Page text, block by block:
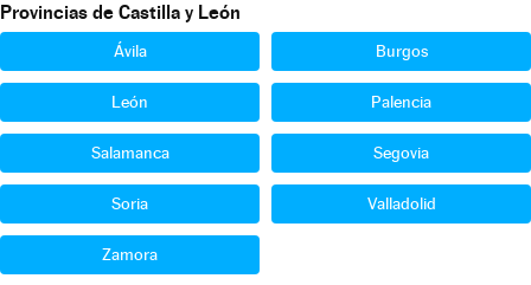
Provincias de Castilla y León
Ávila Burgos
León Palencia
Salamanca Segovia
Soria Valladolid
Zamora